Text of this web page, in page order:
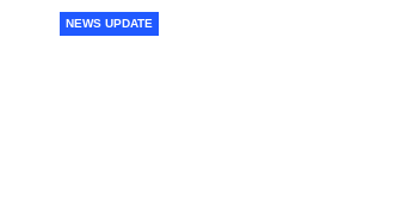
NEWS UPDATE